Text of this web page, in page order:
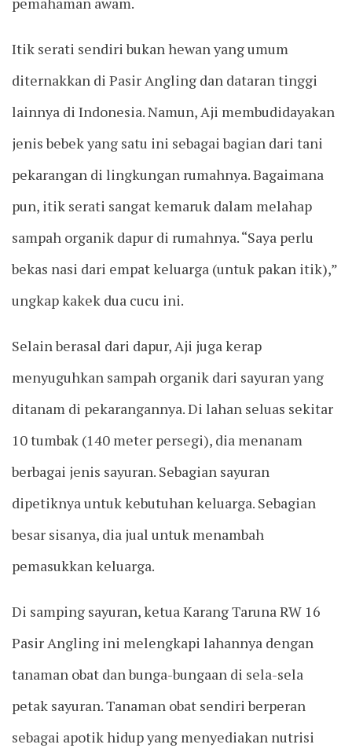
Itik serati sendiri bukan hewan yang umum
diternakkan di Pasir Angling dan dataran tinggi
lainnya di Indonesia. Namun, Aji membudidayakan
jenis bebek yang satu ini sebagai bagian dari tani
pekarangan di lingkungan rumahnya. Bagaimana
pun, itik serati sangat kemaruk dalam melahap
sampah organik dapur di rumahnya. “Saya perlu
bekas nasi dari empat keluarga (untuk pakan itik),”
ungkap kakek dua cucu ini.
Selain berasal dari dapur, Aji juga kerap
menyuguhkan sampah organik dari sayuran yang
ditanam di pekarangannya. Di lahan seluas sekitar
10 tumbak (140 meter persegi), dia menanam
berbagai jenis sayuran. Sebagian sayuran
dipetiknya untuk kebutuhan keluarga. Sebagian
besar sisanya, dia jual untuk menambah
pemasukkan keluarga.
Di samping sayuran, ketua Karang Taruna RW 16
Pasir Angling ini melengkapi lahannya dengan
tanaman obat dan bunga-bungaan di sela-sela
petak sayuran. Tanaman obat sendiri berperan
sebagai apotik hidup yang menyediakan nutrisi